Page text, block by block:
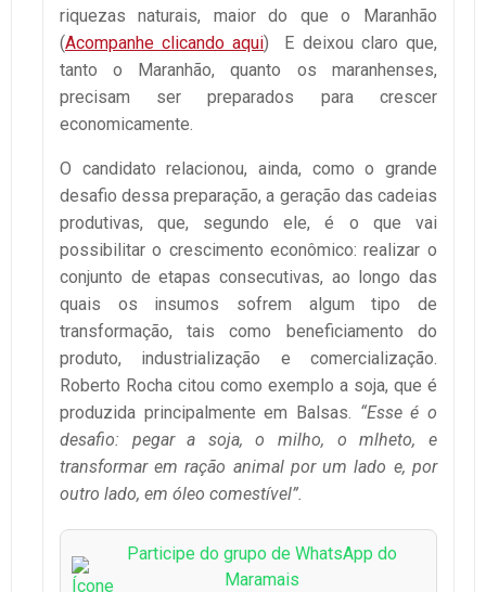
riquezas naturais, maior do que o Maranhão
(Acompanhe clicando aqui) E deixou claro que,
tanto o Maranhão, quanto os maranhenses,
precisam ser preparados para crescer
economicamente.
O candidato relacionou, ainda, como o grande
desafio dessa preparação, a geração das cadeias
produtivas, que, segundo ele, é o que vai
possibilitar o crescimento econômico: realizar o
conjunto de etapas consecutivas, ao longo das
quais os insumos sofrem algum tipo de
transformação, tais como beneficiamento do
produto, industrialização e comercialização.
Roberto Rocha citou como exemplo a soja, que é
produzida principalmente em Balsas. “Esse é o
desafio: pegar a soja, o milho, o mlheto, e
transformar em ração animal por um lado e, por
outro lado, em óleo comestível”.
Participe do grupo de WhatsApp do
Maramais